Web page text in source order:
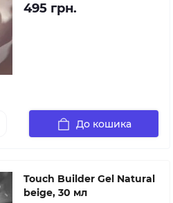
495 грн.
До кошика
Touch Builder Gel Natural
beige, 30 мл